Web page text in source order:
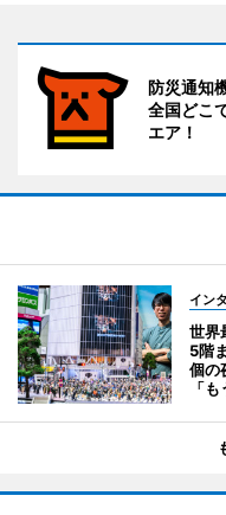
防災通知
全国どこ
エア！
イン
世界
5階
個の
「